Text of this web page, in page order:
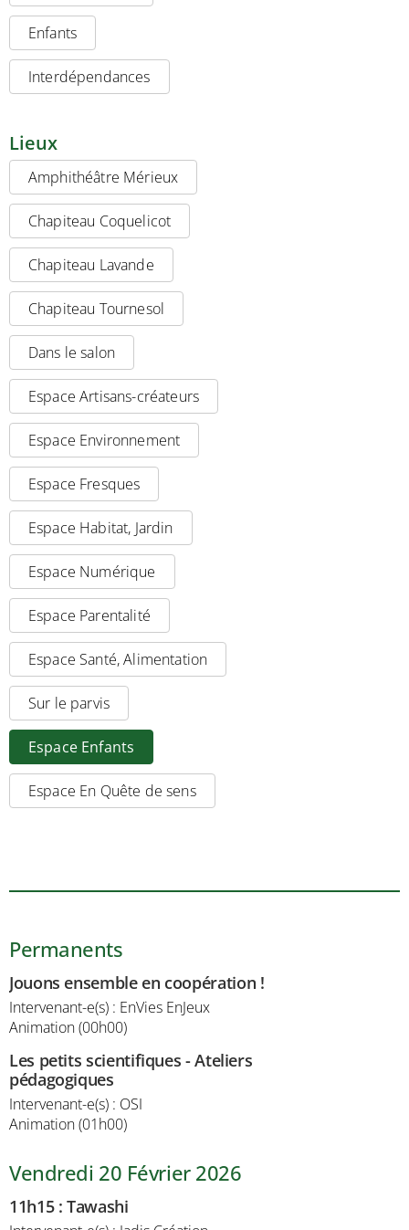
Enfants
Interdépendances
Lieux
Amphithéâtre Mérieux
Chapiteau Coquelicot
Chapiteau Lavande
Chapiteau Tournesol
Dans le salon
Espace Artisans-créateurs
Espace Environnement
Espace Fresques
Espace Habitat, Jardin
Espace Numérique
Espace Parentalité
Espace Santé, Alimentation
Sur le parvis
Espace Enfants
Espace En Quête de sens
Permanents
Jouons ensemble en coopération !
Intervenant-e(s) : EnVies EnJeux
Animation (00h00)
Les petits scientifiques - Ateliers
pédagogiques
Intervenant-e(s) : OSI
Animation (01h00)
Vendredi 20 Février 2026
11h15:Tawashi